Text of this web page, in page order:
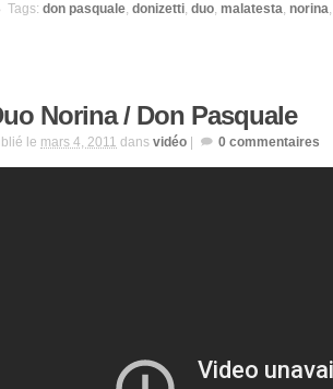
Tags: don pasquale, donizetti, duo, malatesta, norina
Norina / Don Pasquale
le mars 4, 2011 dans vidéo 0 commentaires